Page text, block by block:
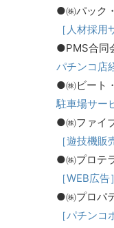
●㈱パック
［人材採用
●PMS合同
パチンコ店
●㈱ビート
駐車場サー
●㈱ファイ
［遊技機販
●㈱プロテ
［WEB広告］
●㈱プロパ
［パチン